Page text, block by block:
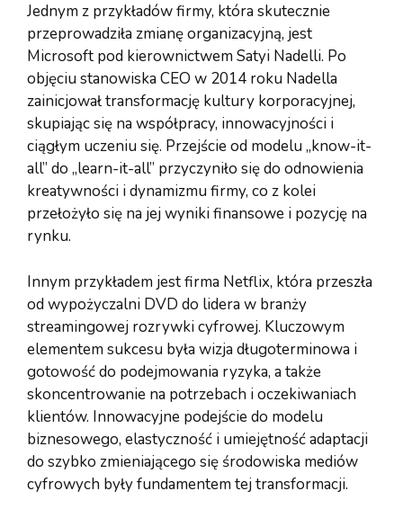
Jednym z przykładów firmy, która skutecznie
przeprowadziła zmianę organizacyjną, jest
Microsoft pod kierownictwem Satyi Nadelli. Po
objęciu stanowiska CEO w 2014 roku Nadella
zainicjował transformację kultury korporacyjnej,
skupiając się na współpracy, innowacyjności i
ciągłym uczeniu się. Przejście od modelu „know-it-
all” do „learn-it-all” przyczyniło się do odnowienia
kreatywności i dynamizmu firmy, co z kolei
przełożyło się na jej wyniki finansowe i pozycję na
rynku.
Innym przykładem jest firma Netflix, która przeszła
od wypożyczalni DVD do lidera w branży
streamingowej rozrywki cyfrowej. Kluczowym
elementem sukcesu była wizja długoterminowa i
gotowość do podejmowania ryzyka, a także
skoncentrowanie na potrzebach i oczekiwaniach
klientów. Innowacyjne podejście do modelu
biznesowego, elastyczność i umiejętność adaptacji
do szybko zmieniającego się środowiska mediów
cyfrowych były fundamentem tej transformacji.